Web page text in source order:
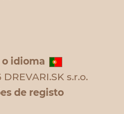
o idioma
s.r.o.
de registo